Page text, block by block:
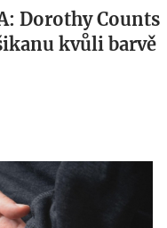
Dorothy Counts
kvůli barvě